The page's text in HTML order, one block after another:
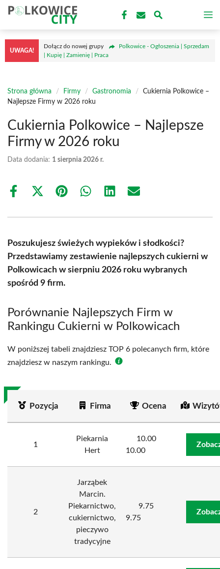
Przejdź
treści
UWAGA!
Dołącz do nowej grupy
Polkowice - Ogłoszenia | Sprzedam
| Kupię | Zamienię | Praca
Strona główna / Firmy / Gastronomia /
Cukiernia Polkowice –
Najlepsze Firmy w 2026 roku
Cukiernia Polkowice – Najlepsze
Firmy w 2026 roku
Data dodania: 1 sierpnia 2026 r.
Share
Share
(Twitter)
Share Share Share Share
Poszukujesz świeżych wypieków i słodkości?
Przedstawiamy zestawienie najlepszych cukierni w
Polkowicach w sierpniu 2026 roku wybranych
spośród 9 firm.
Porównanie Najlepszych Firm w
Rankingu Cukierni w Polkowicach
W poniższej tabeli znajdziesz TOP 6 polecanych firm, które
znajdziesz w naszym rankingu.
Pozycja Firma Ocena
1
Piekarnia
Hert
10.00
10.00
2
Jarząbek
Marcin.
Piekarnictwo,
cukiernictwo,
pieczywo
tradycyjne
9.75
9.75